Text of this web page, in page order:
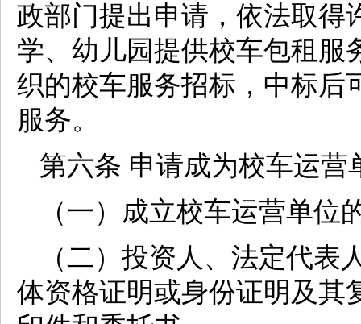
政部门提出申请，依法取得
学、幼儿园提供校车包租服
织的校车服务招标，中标后
服务。
第六条 申请成为校车运
（一）成立校车运营单
（二）投资人、法定代
体资格证明或身份证明及其